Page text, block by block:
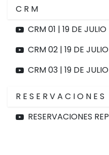
C R M
CRM 01 | 19 DE JULIO
CRM 02 | 19 DE JULIO
CRM 03 | 19 DE JULIO
R E S E R V A C I O N E S